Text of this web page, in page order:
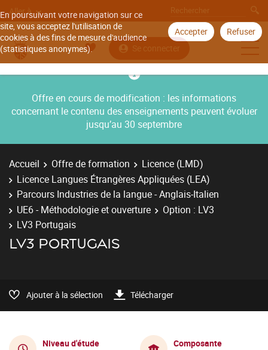
En poursuivant votre navigation sur ce
site, vous acceptez l'utilisation de
cookies à des fins de mesure d'audience
(statistiques anonymes).
Accepter Refuser
Aller à
Se connecter
Offre en cours de modification : les informations
concernant le contenu des enseignements peuvent évoluer
jusqu’au 30 septembre
Accueil Offre de formation
Licence (LMD)
Licence Langues Étrangères Appliquées (LEA)
Parcours Industries de la langue - Anglais-Italien
UE6 - Méthodologie et ouverture
Option : LV3
LV3 Portugais
LV3 PORTUGAIS
Ajouter à la sélection Télécharger
Niveau d'étude
Composante